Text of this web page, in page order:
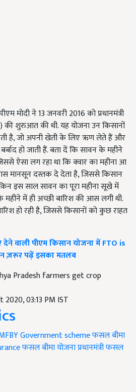
मोदी ने 13 जनवरी 2016 को प्रधानमंत्री
की शुरुआत की थी. यह योजना उन किसानों
है, जो अपनी खेती के लिए ऋण लेते हैं और
हो जाती हैं. बता दें कि सावन के महीने
ऐसा लग रहा था कि क्वार का महीना आ
मानसून दस्तक दे देता है, जिससे किसान
इस साल सावन का पूरा महीना सूखे में
महीने में ही अच्छी बारिश की आस लगी थी.
हो रही है, जिससे किसानों को कुछ राहत
वाली पीएम किसान योजना में FTO is
ज़रूर पढ़ें इसका मतलब
Pradesh farmers get crop
2020, 03:13 PM IST
Government schemeफसल बीमा
फसल बीमा योजनाप्रधानमंत्री फसल